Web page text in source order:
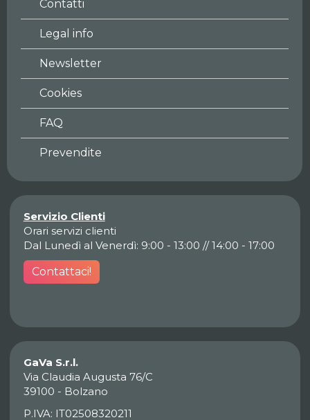
Contatti
Legal info
Newsletter
Cookies
FAQ
Prevendite
Servizio Clienti
Orari servizi clienti
Dal Lunedì al Venerdì: 9:00 - 13:00 // 14:00 - 17:00
Contattaci!
GaVa S.r.l.
Via Claudia Augusta 76/C
39100 - Bolzano
P.IVA: IT02508320211